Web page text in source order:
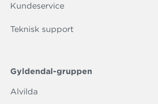
Kundeservice
Teknisk support
Gyldendal-gruppen
Alvilda